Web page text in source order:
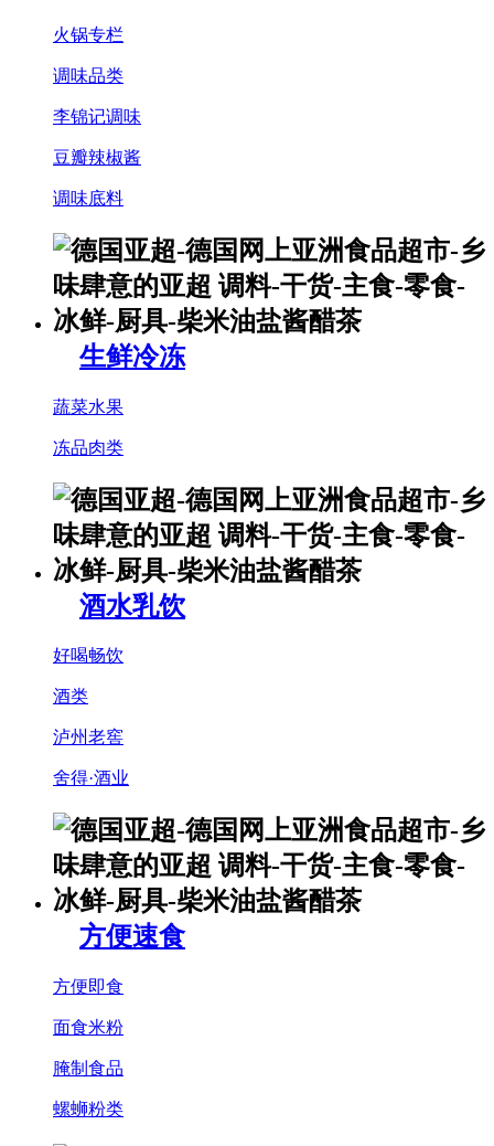
火锅专栏
调味品类
李锦记调味
豆瓣辣椒酱
调味底料
生鲜冷冻
蔬菜水果
冻品肉类
酒水乳饮
好喝畅饮
酒类
泸州老窖
舍得·酒业
方便速食
方便即食
面食米粉
腌制食品
螺蛳粉类